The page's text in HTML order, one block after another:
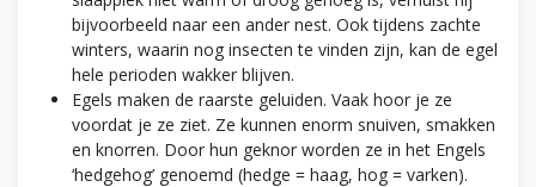
bijvoorbeeld naar een ander nest. Ook tijdens zachte
winters, waarin nog insecten te vinden zijn, kan de egel
hele perioden wakker blijven.
Egels maken de raarste geluiden. Vaak hoor je ze
voordat je ze ziet. Ze kunnen enorm snuiven, smakken
en knorren. Door hun geknor worden ze in het Engels
‘hedgehog’ genoemd (hedge = haag, hog = varken).